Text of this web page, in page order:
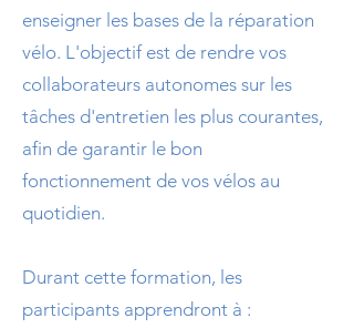
enseigner les bases de la réparation
vélo. L'objectif est de rendre vos
collaborateurs autonomes sur les
tâches d'entretien les plus courantes,
afin de garantir le bon
fonctionnement de vos vélos au
quotidien.
Durant cette formation, les
participants apprendront à :